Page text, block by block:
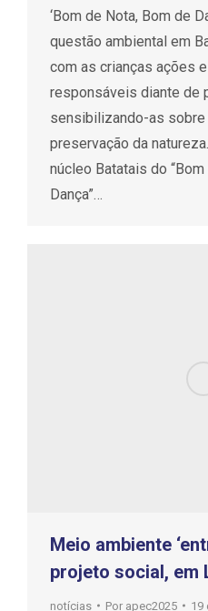
‘Bom de Nota, Bom de
questão ambiental em
com as crianças ações
responsáveis diante de
sensibilizando-as sobre
preservação da
núcleo Batatais do
Dança”…
Meio ambiente
projeto social, em
notícias Por apec2025 19